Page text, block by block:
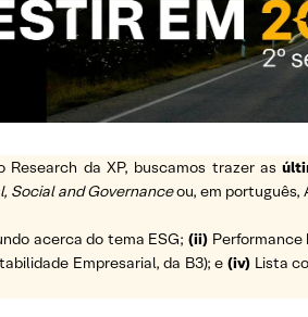
Research da XP, buscamos trazer as
Social and Governanceou, em português,
acerca do tema ESG;(ii) Performance
Empresarial, da B3); e (iv) Lista